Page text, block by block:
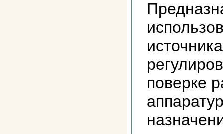
поверке